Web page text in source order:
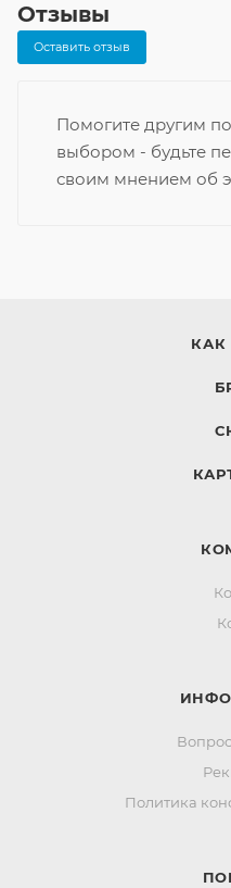
Отзывы
Оставить отзыв
Помогите другим
выбором - будьте
своим мнением об
КАК
Политика